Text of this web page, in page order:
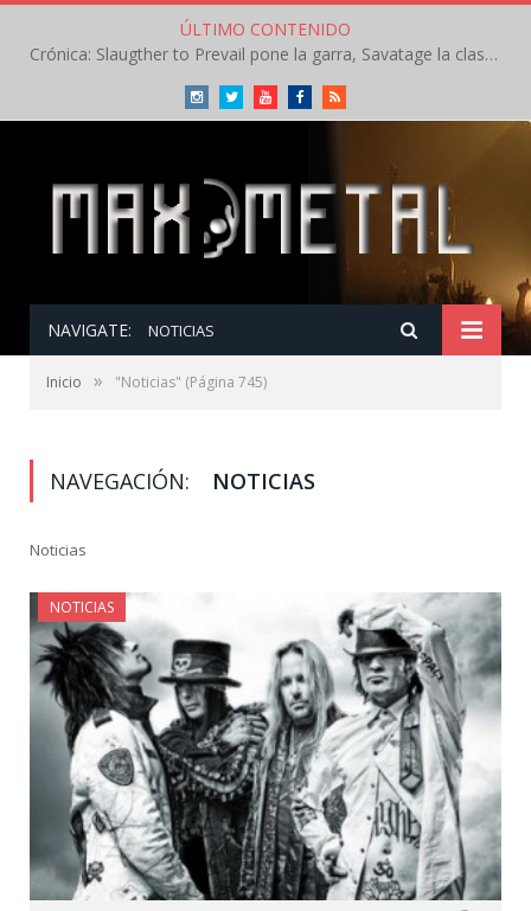
ÚLTIMO CONTENIDO
Crónica: Slaugther to Prevail pone la garra, Savatage la clase en la apertura del Leyendas del Rock – Miércoles – Agosto 2026
InstagramTwitterYoutubeFacebookRSS
NAVIGATE: NOTICIAS
Inicio » "Noticias" (Página 745)
NAVEGACIÓN: NOTICIAS
Noticias
NOTICIAS